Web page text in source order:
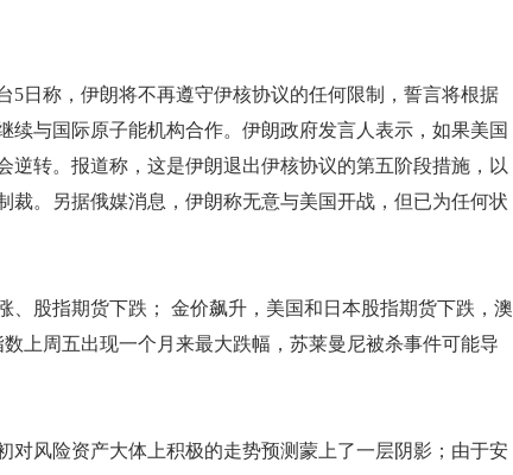
称，伊朗将不再遵守伊核协议的任何限制，誓言将根据
续与国际原子能机构合作。伊朗政府发言人表示，如果美国
逆转。报道称，这是伊朗退出伊核协议的第五阶段措施，以
裁。另据俄媒消息，伊朗称无意与美国开战，但已为任何状
股指期货下跌； 金价飙升，美国和日本股指期货下跌，澳
上周五出现一个月来最大跌幅，苏莱曼尼被杀事件可能导
风险资产大体上积极的走势预测蒙上了一层阴影；由于安